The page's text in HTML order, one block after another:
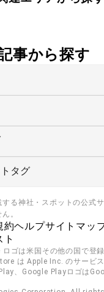
事から探す
タグ
る神社・スポットの公式
。
約ヘルプサイトマッ
ゴは米国その他の国で登
は Apple Inc. のサービス
、Google Playロゴは